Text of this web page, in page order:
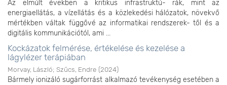
Az elmúlt években a kritikus infrastruktú- rák, mint az
energiaellátás, a vízellátás és a közlekedési hálózatok, növekvő
mértékben váltak függővé az informatikai rendszerek- től és a
digitális kommunikációtól, ami ...
Kockázatok felmérése, értékelése és kezelése a
lágylézer terápiában
Morvay, László; Szűcs, Endre (2024)
Bármely ionizáló sugárforrást alkalmazó tevékenység esetében a